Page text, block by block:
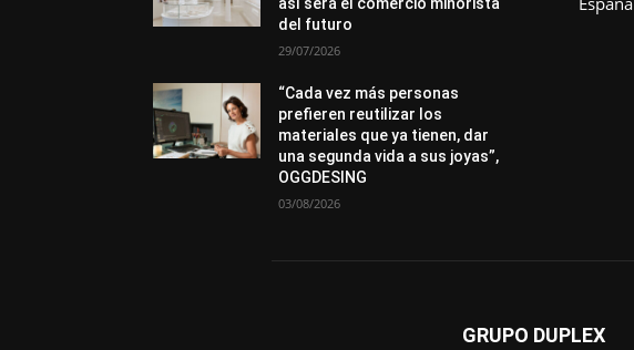
del futuro
29/07/2026
“Cada vez más personas
prefieren reutilizar los
materiales que ya tienen, dar
una segunda vida a sus joyas”,
OGGDESING
03/08/2026
GRUPO DUPLEX